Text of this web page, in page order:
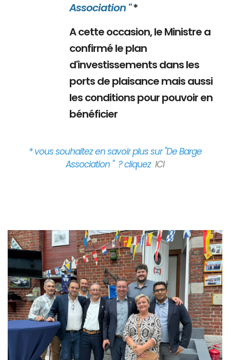
Association "*
A cette occasion, le Ministre a
confirmé le plan
d'investissements dans les
ports de plaisance mais aussi
les conditions pour pouvoir en
bénéficier
* vous souhaitez en savoir plus sur "De Barge
Association " ? cliquez ICI
Branding
ARMCHAIR